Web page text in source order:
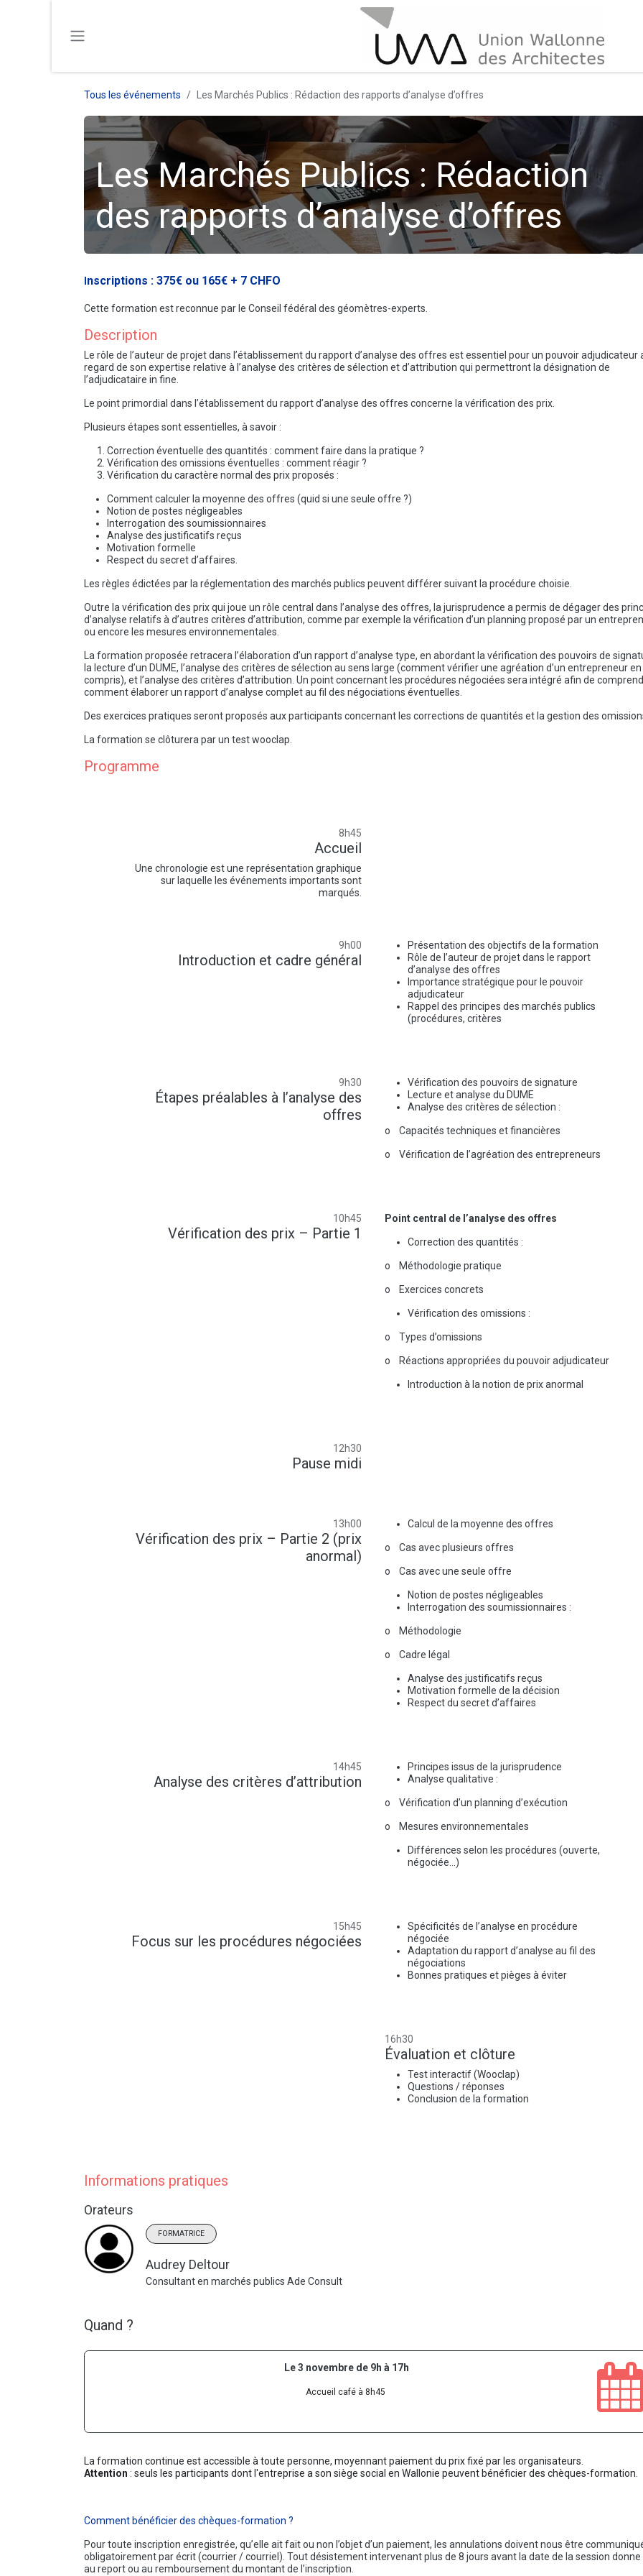
Tous les événements Les Marchés Publics : Rédaction des rapports d’analyse d’offres
Les Marchés Publics : Rédaction
des rapports d’analyse d’offres
nscriptions : 375€ ou 165€ + 7 CHFO
Cette formation est reconnue par le Conseil fédéral des géomètres-experts.
Description
Le rôle de l’auteur de projet dans l’établissement du rapport d’analyse des offres est essentiel pour un pouvoir adjudicateur
regard de son expertise relative à l’analyse des critères de sélection et d’attribution qui permettront la désignation de
l’adjudicataire in fine.
Le point primordial dans l’établissement du rapport d’analyse des offres concerne la vérification des prix.
Plusieurs étapes sont essentielles, à savoir :
Correction éventuelle des quantités : comment faire dans la pratique ?
Vérification des omissions éventuelles : comment réagir ?
Vérification du caractère normal des prix proposés :
Comment calculer la moyenne des offres (quid si une seule offre ?)
Notion de postes négligeables
Interrogation des soumissionnaires
Analyse des justificatifs reçus
Motivation formelle
Respect du secret d’affaires.
Les règles édictées par la réglementation des marchés publics peuvent différer suivant la procédure choisie.
Outre la vérification des prix qui joue un rôle central dans l’analyse des offres, la jurisprudence a permis de dégager des
d’analyse relatifs à d’autres critères d’attribution, comme par exemple la vérification d’un planning proposé par un
ou encore les mesures environnementales.
La formation proposée retracera l’élaboration d’un rapport d’analyse type, en abordant la vérification des pouvoirs de
la lecture d’un DUME, l’analyse des critères de sélection au sens large (comment vérifier une agréation d’un entrepreneur en
compris), et l’analyse des critères d’attribution. Un point concernant les procédures négociées sera intégré afin de
comment élaborer un rapport d’analyse complet au fil des négociations éventuelles.
Des exercices pratiques seront proposés aux participants concernant les corrections de quantités et la gestion des
La formation se clôturera par un test wooclap.
Programme
8h45
Accueil
Une chronologie est une représentation graphique
sur laquelle les événements importants sont
marqués.
9h00
Introduction et cadre général
Présentation des objectifs de la formation
Rôle de l’auteur de projet dans le rapport
d’analyse des offres
Importance stratégique pour le pouvoir
adjudicateur
Rappel des principes des marchés publics
(procédures, critères
9h30
Étapes préalables à l’analyse des
offres
Vérification des pouvoirs de signature
Lecture et analyse du DUME
Analyse des critères de sélection :
o Capacités techniques et financières
o Vérification de l’agréation des entrepreneurs
10h45
Vérification des prix – Partie 1
Point central de l’analyse des offres
Correction des quantités :
o Méthodologie pratique
o Exercices concrets
Vérification des omissions :
o Types d’omissions
o Réactions appropriées du pouvoir adjudicateur
Introduction à la notion de prix anormal
12h30
Pause midi
13h00
Vérification des prix – Partie 2 (prix
anormal)
Calcul de la moyenne des offres
o Cas avec plusieurs offres
o Cas avec une seule offre
Notion de postes négligeables
Interrogation des soumissionnaires :
o Méthodologie
o Cadre légal
Analyse des justificatifs reçus
Motivation formelle de la décision
Respect du secret d’affaires
14h45
Analyse des critères d’attribution
Principes issus de la jurisprudence
Analyse qualitative :
o Vérification d’un planning d’exécution
o Mesures environnementales
Différences selon les procédures (ouverte,
négociée…)
15h45
Focus sur les procédures négociées
Spécificités de l’analyse en procédure
négociée
Adaptation du rapport d’analyse au fil des
négociations
Bonnes pratiques et pièges à éviter
16h30
Évaluation et clôture
Test interactif (Wooclap)
Questions / réponses
Conclusion de la formation
Informations pratiques
Orateurs
FORMATRICE
Audrey Deltour
Consultant en marchés publics Ade Consult
Quand ?
Le 3 novembre de 9h à 17h
Accueil café à 8h45
La formation continue est accessible à toute personne, moyennant paiement du prix fixé par les organisateurs.
Attention : seuls les participants dont l'entreprise a son siège social en Wallonie peuvent bénéficier des chèques-formation.
Comment bénéficier des chèques-formation ?
Pour toute inscription enregistrée, qu’elle ait fait ou non l’objet d’un paiement, les annulations doivent nous être
obligatoirement par écrit (courrier / courriel). Tout désistement intervenant plus de 8 jours avant la date de la session donne
au report ou au remboursement du montant de l’inscription.